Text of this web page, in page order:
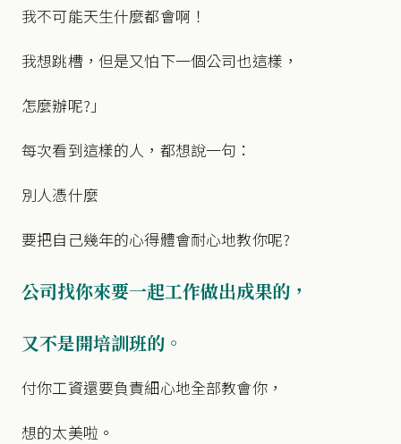
我不可能天生什麼都會啊！
我想跳槽，但是又怕下一個公司也這樣，
怎麼辦呢?」
每次看到這樣的人，都想說一句：
別人憑什麼
要把自己幾年的心得體會耐心地教你呢?
公司找你來要一起工作做出成果的，
又不是開培訓班的。
付你工資還要負責細心地全部教會你，
想的太美啦。